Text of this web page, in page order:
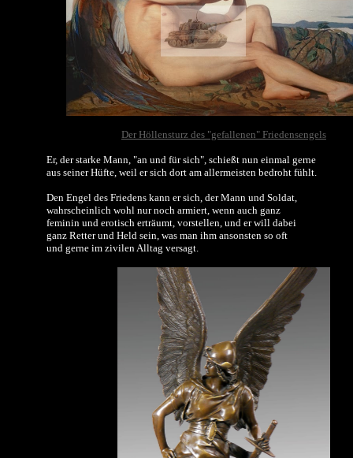
Der Höllensturz des "gefallenen" Friedensengels
Er, der starke Mann, "an und für sich", schießt nun einmal gerne
aus seiner Hüfte, weil er sich dort am allermeisten bedroht fühlt.
Den Engel des Friedens kann er sich, der Mann und Soldat,
wahrscheinlich wohl nur noch armiert, wenn auch ganz
feminin und erotisch erträumt, vorstellen, und er will dabei
ganz Retter und Held sein, was man ihm ansonsten so oft
und gerne im zivilen Alltag versagt.